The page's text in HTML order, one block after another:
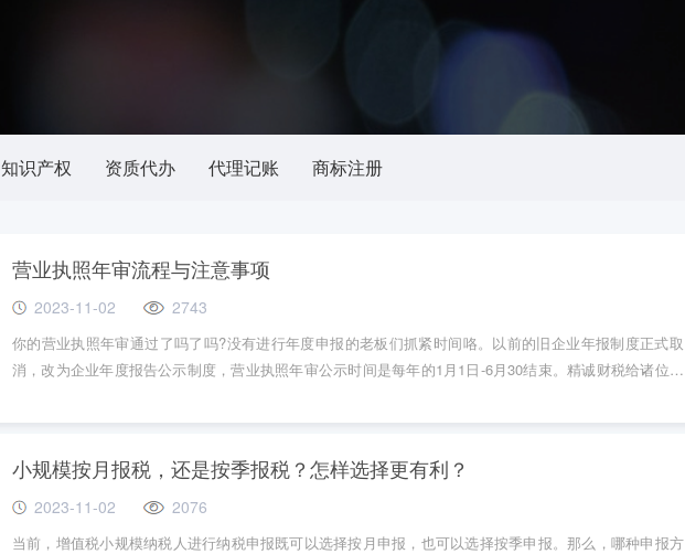
知识产权 资质代办 代理记账 商标注册
营业执照年审流程与注意事项
2023-11-02 2743
你的营业执照年审通过了吗了吗?没有进行年度申报的老板们抓紧时间咯。以前的旧企业年报制度正式取
消，改为企业年度报告公示制度，营业执照年审公示时间是每年的1月1日-6月30结束。精诚财税给诸位创
小规模按月报税，还是按季报税？怎样选择更有利？
2023-11-02 2076
当前，增值税小规模纳税人进行纳税申报既可以选择按月申报，也可以选择按季申报。那么，哪种申报方